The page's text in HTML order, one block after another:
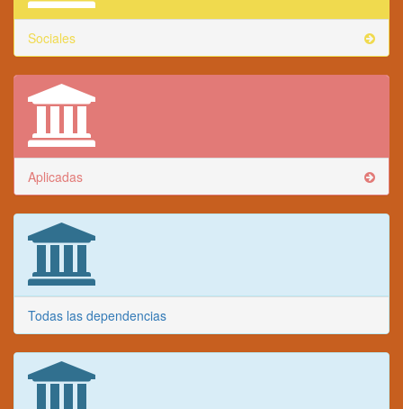
Sociales
Aplicadas
Todas las dependencias